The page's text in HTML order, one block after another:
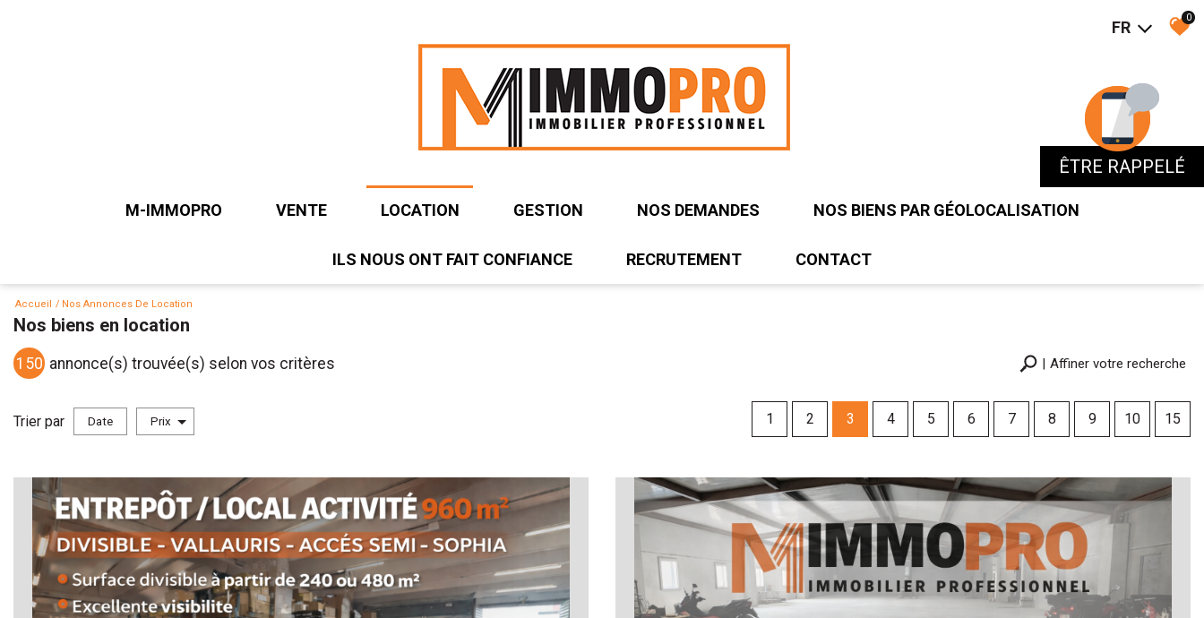
FR
0
ÊTRE RAPPELÉ
ÊTRE RAPPELÉ
M-IMMOPRO VENTE
LOCAUX D'ACTIVITÉS / ENTREPÔT
LOCATION
LOCAUX D'ACTIVITÉS / ENTREPÔT
GESTION NOS DEMANDES NOS BIENS PAR GÉOLOCALISATION
ILS NOUS ONT FAIT CONFIANCE RECRUTEMENT CONTACT
Accueil Nos Annonces De Location
Nos biens en location
150 annonce(s) trouvée(s) selon vos critères Affiner votre recherche
LOCATION IMMOBILIER PROFESSIONNEL Rechercher
Critères supplémentaires
Piscine Parking Terrasse
Trier par Date Prix 1 2 3 4 5 6 7 8 9 10 15